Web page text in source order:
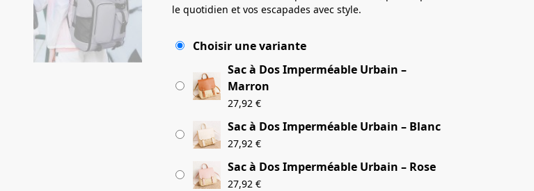
le quotidien et vos escapades avec style.
Choisir une variante
Sac à Dos Imperméable Urbain –
Marron
27,92€
Sac à Dos Imperméable Urbain – Blanc
27,92€
Sac à Dos Imperméable Urbain – Rose
27,92€